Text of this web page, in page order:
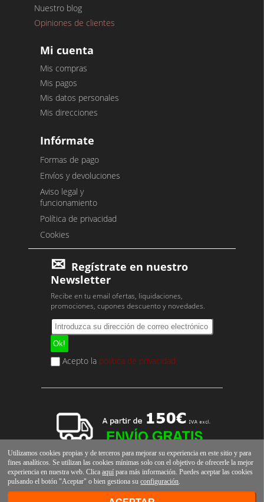
Nuestro blog
Opiniones de clientes
Mi cuenta
Mis compras
Mis pagos
Mis datos personales
Mis direcciones
Infórmate
Formas de pago
Envíos y devoluciones
Aviso legal y
funcionamiento
Política de privacidad
Cookies
Regístrate en nuestro
Newsletter
Recibe en tu email ofertas, liquidaciones,
promociones, cupones descuento y novedades.
Acepto la política de privacidad
Utilizamos cookies propias y de terceros para mejorar su experiencia en este sitio y para
fines analíticos. Se utilizan las cookies mínimas solo con el objetivo de ofrecerle la mejor
experiencia en nuestra web. Clicaaquí para más información. Puedes aceptar las cookies
pulsando el botón "Aceptar" o bien gestiona suconfiguración.